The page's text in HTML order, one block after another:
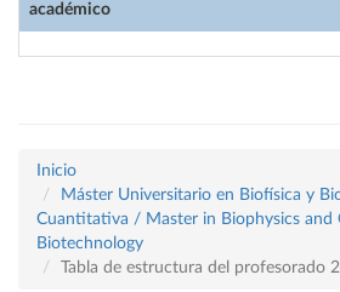
académico
Inicio
Máster Universitario en Biofísica y
Cuantitativa / Master in Biophysics and
Biotechnology
Tabla de estructura del profesorado